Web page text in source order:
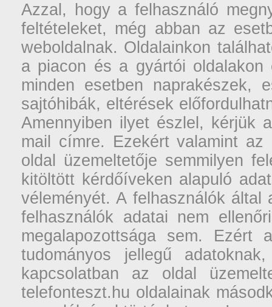
Azzal, hogy a felhasználó
feltételeket, még abban az
weboldalnak. Oldalainkon
a piacon és a gyártói oldalakon
minden esetben naprakészek,
sajtóhibák, eltérések
Amennyiben ilyet észlel, kérjük
mail címre. Ezekért valamint
oldal üzemeltetője semmilyen
kitöltött kérdőíveken alapuló
véleményét. A felhasználók
felhasználók adatai nem
megalapozottsága sem. Ezért
tudományos jellegű
kapcsolatban az oldal
telefonteszt.hu oldalainak